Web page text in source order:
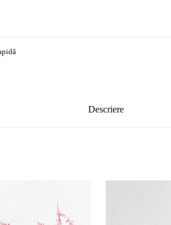
Descriere